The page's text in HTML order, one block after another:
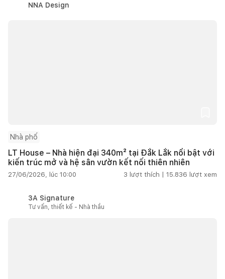
NNA Design
Nhà phố
LT House – Nhà hiện đại 340m² tại Đắk Lắk nổi bật với
kiến trúc mở và hệ sân vườn kết nối thiên nhiên
27/06/2026, lúc 10:00 3 lượt thích | 15.836 lượt xem
3A Signature
Tư vấn, thiết kế - Nhà thầu